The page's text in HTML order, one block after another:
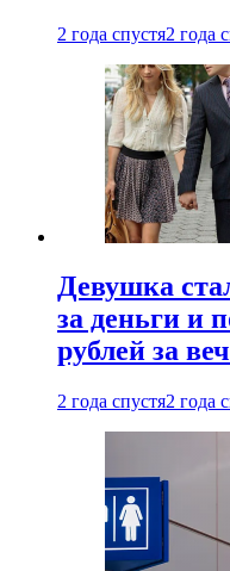
2 года спустя2 года
Девушка
за деньги и
рублей за
2 года спустя2 года